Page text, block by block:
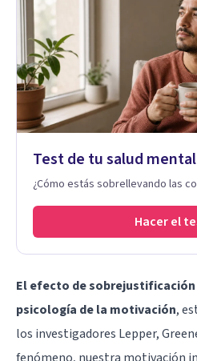
Test de tu salud
¿Cómo estás sobrellevando las
Hacer el
El efecto de
psicología de la motivación,
los investigadores Lepper,